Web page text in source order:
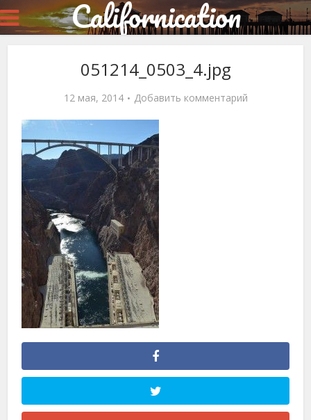
Californication
051214_0503_4.jpg
12 мая, 2014 Добавить комментарий